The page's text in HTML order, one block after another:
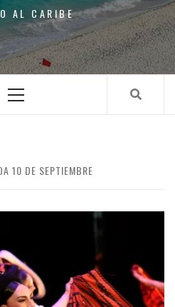
AL CARIBE
Menu
10 DE SEPTIEMBRE